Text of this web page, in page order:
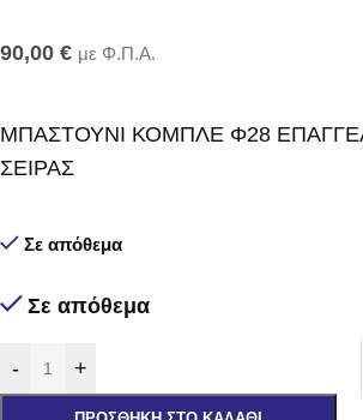
90,00 € με Φ.Π.Α.
ΜΠΑΣΤΟΥΝΙ ΚΟΜΠΛΕ Φ28
ΣΕΙΡΑΣ
Σε απόθεμα
Σε απόθεμα
- +